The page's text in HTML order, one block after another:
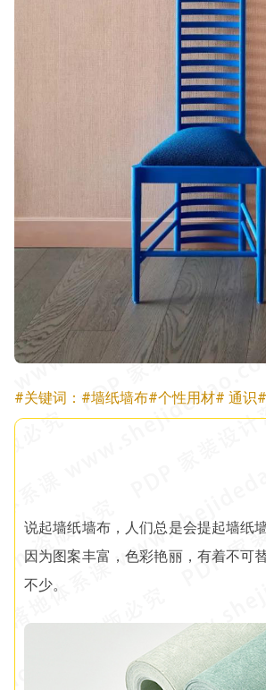
#关键词：#墙纸墙布#个性用材# 通识#
说起墙纸墙布，人们总是会提起墙纸
因为图案丰富，色彩艳丽，有着不可
不少。